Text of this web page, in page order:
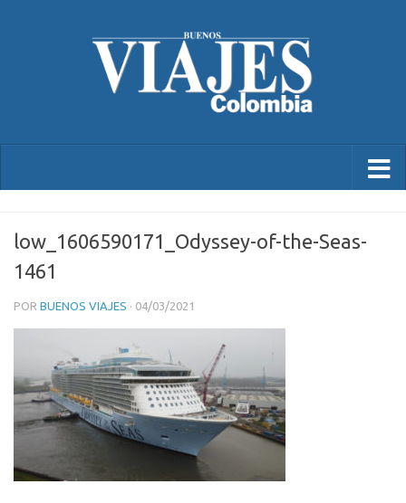
low_1606590171_Odyssey-of-the-Seas-
1461
POR BUENOS VIAJES · 04/03/2021